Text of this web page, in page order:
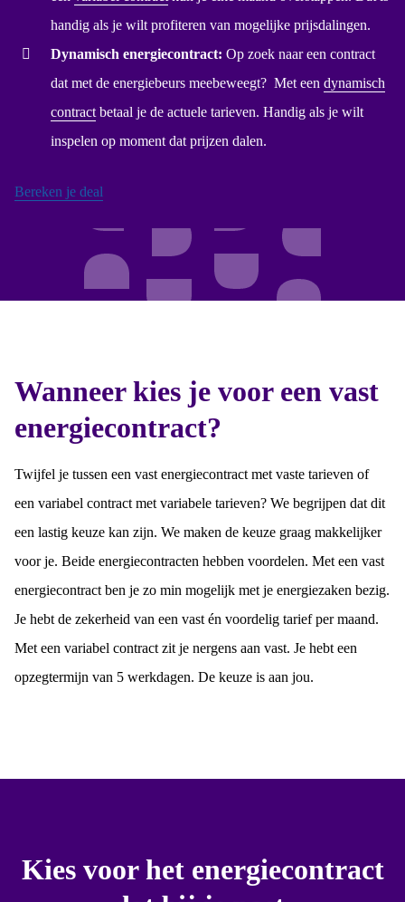
handig als je wilt profiteren van mogelijke prijsdalingen.
Dynamisch energiecontract: Op zoek naar een contract
dat met de energiebeurs meebeweegt? Met een dynamisch
contractbetaal je de actuele tarieven. Handig als je wilt
inspelen op moment dat prijzen dalen.
Bereken je deal
Wanneer kies je voor een vast
energiecontract?
Twijfel je tussen een vast energiecontract met vaste tarieven of
een variabel contract met variabele tarieven? We begrijpen dat dit
een lastig keuze kan zijn. We maken de keuze graag makkelijker
voor je. Beide energiecontracten hebben voordelen. Met een vast
energiecontract ben je zo min mogelijk met je energiezaken bezig.
Je hebt de zekerheid van een vast én voordelig tarief per maand.
Met een variabel contract zit je nergens aan vast. Je hebt een
opzegtermijn van 5 werkdagen. De keuze is aan jou.
Kies voor het energiecontract